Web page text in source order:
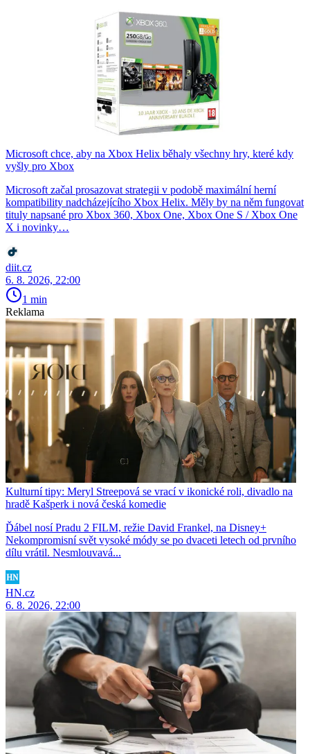
Microsoft chce, aby na Xbox Helix běhaly všechny hry, které kdy
vyšly pro Xbox
Microsoft začal prosazovat strategii v podobě maximální herní
kompatibility nadcházejícího Xbox Helix. Měly by na něm fungovat
tituly napsané pro Xbox 360, Xbox One, Xbox One S / Xbox One
X i novinky…
diit.cz
6. 8. 2026, 22:00
1 min
Reklama
Kulturní tipy: Meryl Streepová se vrací v ikonické roli, divadlo na
hradě Kašperk i nová česká komedie
Ďábel nosí Pradu 2 FILM, režie David Frankel, na Disney+
Nekompromisní svět vysoké módy se po dvaceti letech od prvního
dílu vrátil. Nesmlouvavá...
HN.cz
6. 8. 2026, 22:00